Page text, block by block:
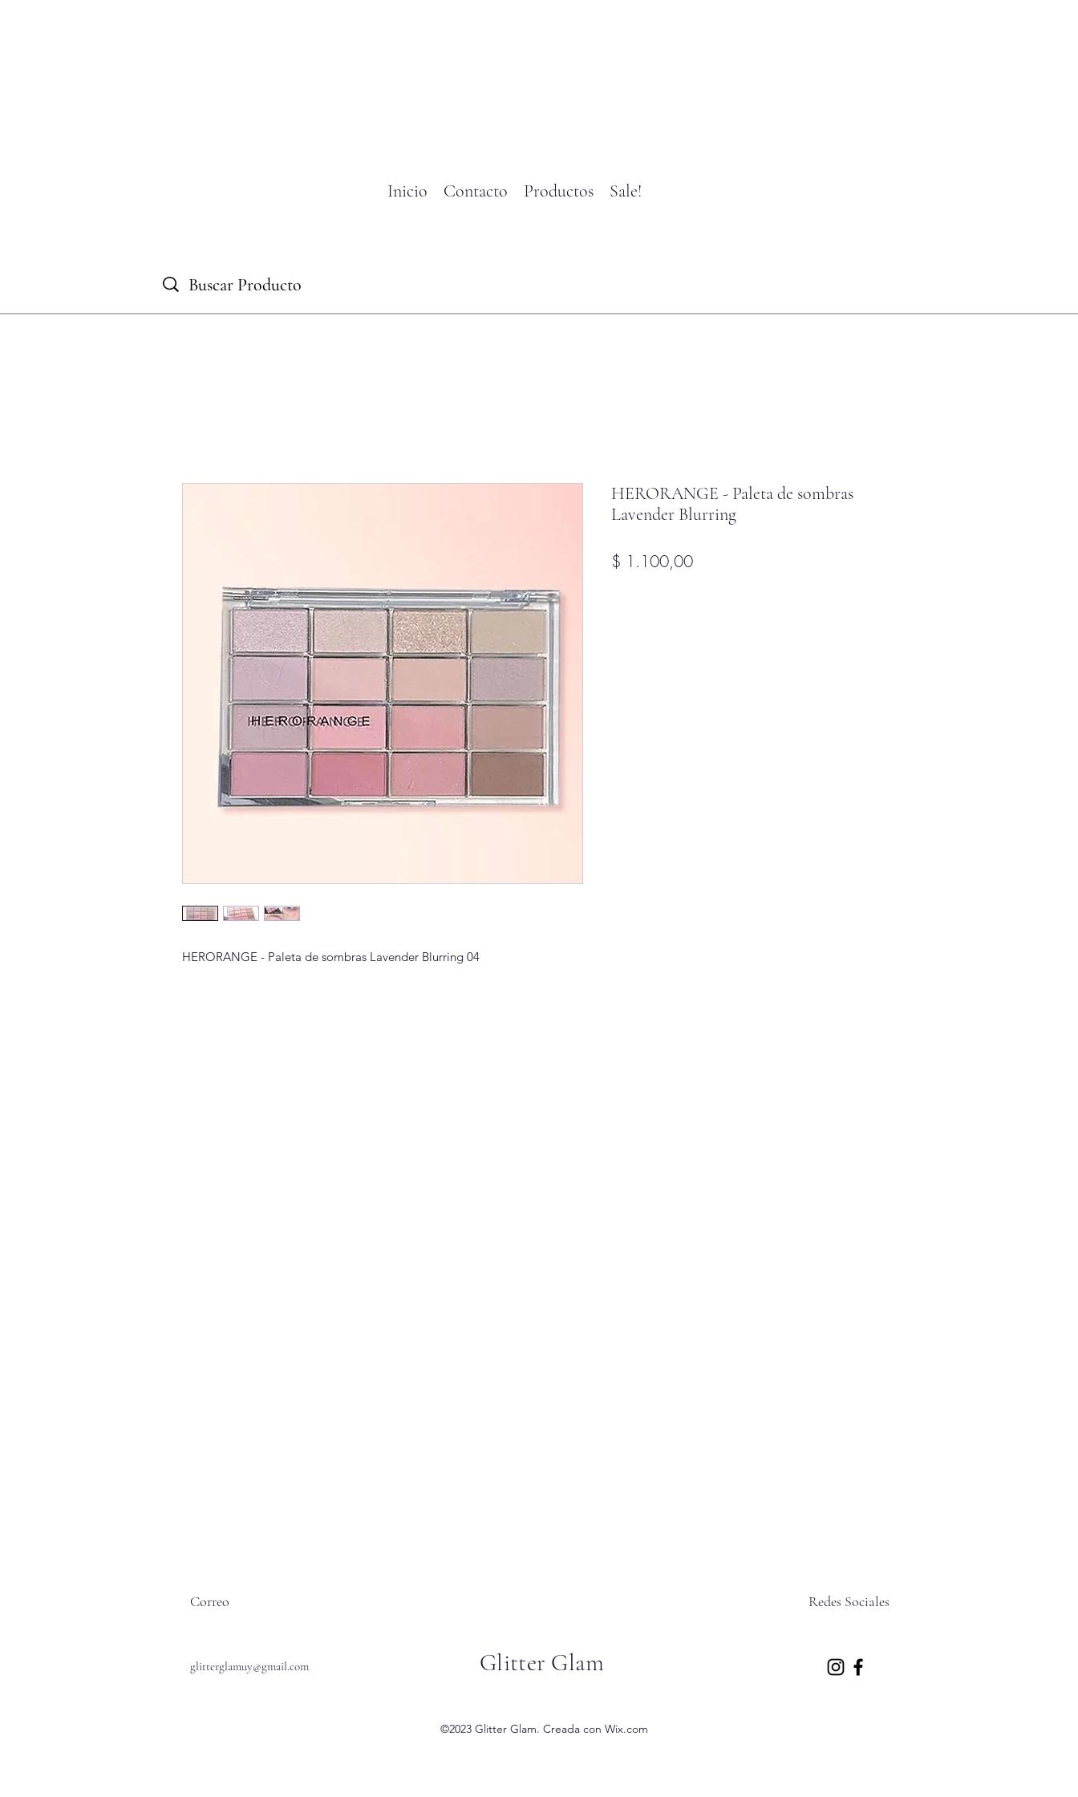
Inicio Contacto Productos Sale!
HERORANGE - Paleta de sombras Lavender Blurring 04
HERORANGE - Paleta de sombras
Lavender Blurring
$ 1.100,00Precio
Correo
glitterglamuy@gmail.com Glitter Glam
Redes Sociales
©2023 Glitter Glam. Creada con Wix.com